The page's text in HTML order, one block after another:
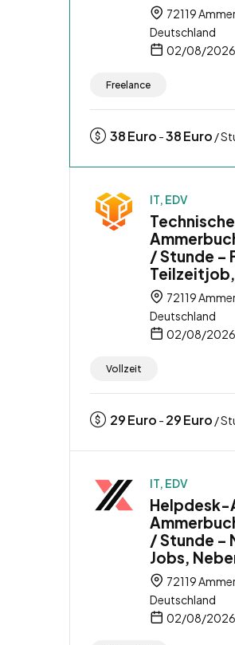
72119
Deutschland
02/08/2026
Freelance
38Euro -38Euro /
IT, EDV
/ Stunde –
72119
Deutschland
02/08/2026
Vollzeit
29Euro - 29Euro /
IT, EDV
Helpdesk-
/ Stunde –
Jobs,
72119
Deutschland
02/08/2026